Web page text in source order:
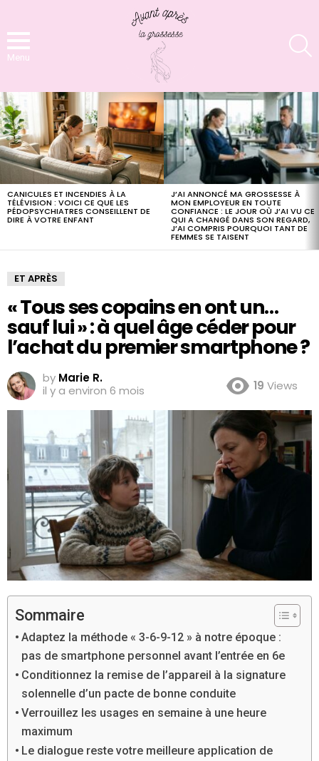
Menu
LATEST
STORIES
CANICULES ET INCENDIES À LA
TÉLÉVISION : VOICI CE QUE LES
PÉDOPSYCHIATRES CONSEILLENT DE
DIRE À VOTRE ENFANT
J’AI ANNONCÉ MA GROSSESSE À
MON EMPLOYEUR EN TOUTE
CONFIANCE : LE JOUR OÙ J’AI VU CE
QUI A CHANGÉ DANS SON REGARD,
J’AI COMPRIS POURQUOI TANT DE
FEMMES SE TAISENT
ET APRÈS
« Tous ses copains en ont un…
sauf lui » : à quel âge céder pour
l’achat du premier smartphone ?
by Marie R.
il y a environ 6 mois
19 Views
Sommaire
Adaptez la méthode « 3-6-9-12 » à notre époque :
pas de smartphone personnel avant l’entrée en 6e
Conditionnez la remise de l’appareil à la signature
solennelle d’un pacte de bonne conduite
Verrouillez les usages en semaine à une heure
maximum
Le dialogue reste votre meilleure application de